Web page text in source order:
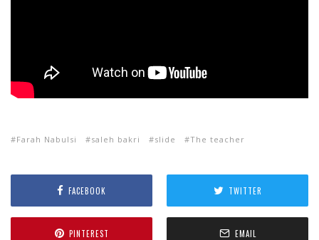
Farah Nabulsi saleh bakri slide The teacher
FACEBOOK TWITTER
PINTEREST EMAIL